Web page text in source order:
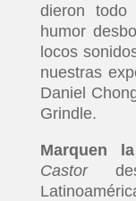
dieron
humor
locos
nuestras
Daniel
Grindle.
Marquen
Castor